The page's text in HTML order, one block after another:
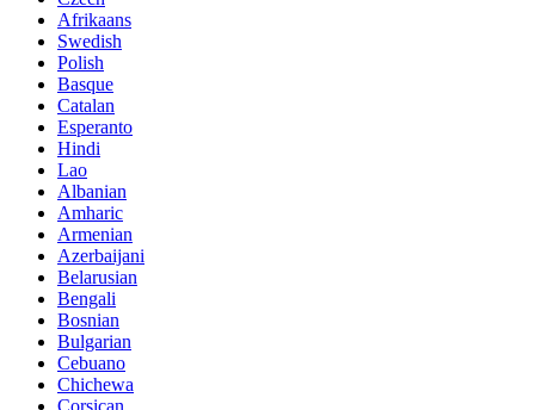
Afrikaans
Swedish
Polish
Basque
Catalan
Esperanto
Hindi
Lao
Albanian
Amharic
Armenian
Azerbaijani
Belarusian
Bengali
Bosnian
Bulgarian
Cebuano
Chichewa